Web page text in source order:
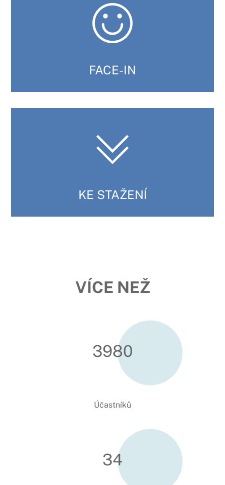
FACE-IN
KE STAŽENÍ
VÍCE NEŽ
3984
Účastníků
34